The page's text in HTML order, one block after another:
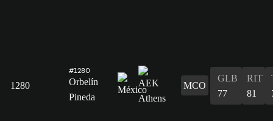
1280
#1280
Orbelín
Pineda
MCO
GLB
77
RIT
81